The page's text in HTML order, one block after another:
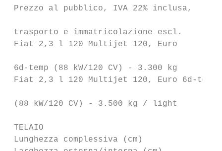
Prezzo al pubblico, IVA 22% inclusa,
trasporto e immatricolazione escl.
Fiat 2,3 l 120 Multijet 120, Euro
6d-temp (88 kW/120 CV) - 3.300 kg
Fiat 2,3 l 120 Multijet 120, Euro 6d-temp
(88 kW/120 CV) - 3.500 kg / light
TELAIO
Lunghezza complessiva (cm)